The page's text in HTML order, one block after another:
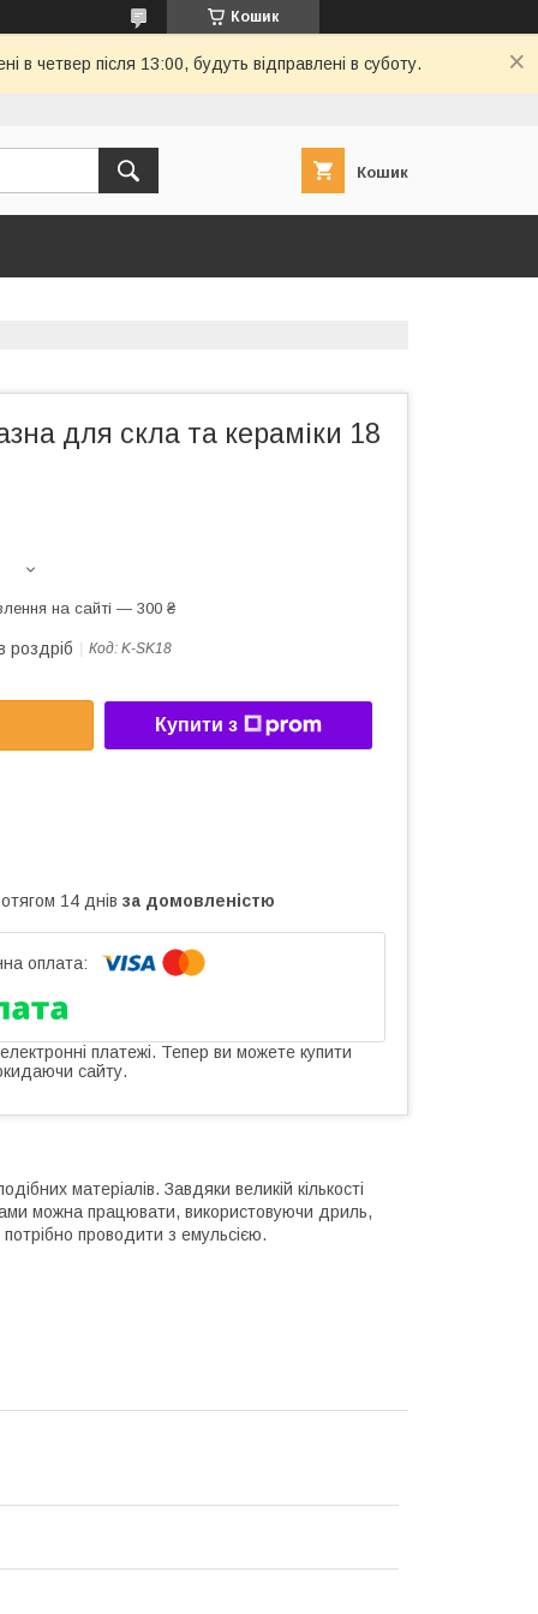
Кошик
в четвер після 13:00, будуть відправлені в суботу.
Кошик
для скла та кераміки 18
на сайті — 300 ₴
роздріб Код: K-SK18
Купити з
14 днів за домовленістю
платежі. Тепер ви можете купити
сайту.
матеріалів. Завдяки великій кількості
можна працювати, використовуючи дриль,
проводити з емульсією.